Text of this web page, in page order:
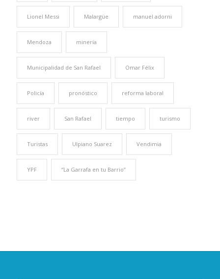
Lionel Messi Malargüe manuel adorni
Mendoza minería
Municipalidad de San Rafael Omar Félix
Policía pronóstico reforma laboral
river San Rafael tiempo turismo
Turistas Ulpiano Suarez Vendimia
YPF “La Garrafa en tu Barrio”